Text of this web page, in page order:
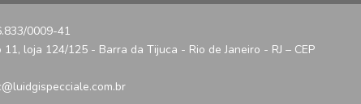
0009-41
loja 124/125 - Barra da Tijuca - Rio de Janeiro - RJ – CEP